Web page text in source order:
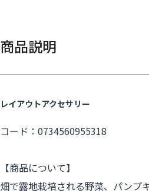
商品説明
レイアウトアクセサリー
コード：0734560955318
【商品について】
畑で露地栽培される野菜、パンプ